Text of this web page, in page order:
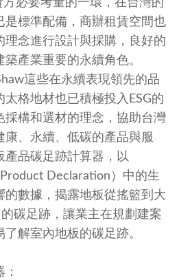
是標準配備，商辦租賃空間也
理念進行設計與採購，良好的
產業重要的永續角色。
這些在永續表現領先的品
格地材也已積極投入ESG的
採構和選材的理念，協助台灣
康、永續、低碳的產品與服
品碳足跡計算器，以
Declaration）中的生
的數據，揭露地板從搖籃到大
碳足跡，讓業主在規劃建案
解室內地板的碳足跡。